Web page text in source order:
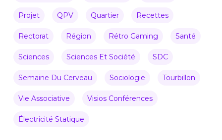
Projet QPV Quartier Recettes
Rectorat Région Rétro Gaming Santé
Sciences Sciences Et Société SDC
Semaine Du Cerveau Sociologie Tourbillon
Vie Associative Visios Conférences
Électricité Statique